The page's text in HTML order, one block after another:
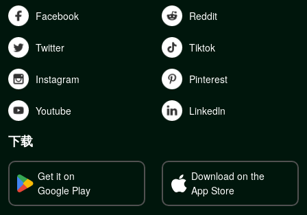
Facebook Reddit
Twitter Tiktok
Instagram Pinterest
Youtube Linkedln
下载
Get it on
Google Play
Download on the
App Store